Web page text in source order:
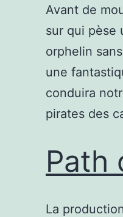
Avant de
sur qui pèse
orphelin
une
conduira
pirates des
Path
La